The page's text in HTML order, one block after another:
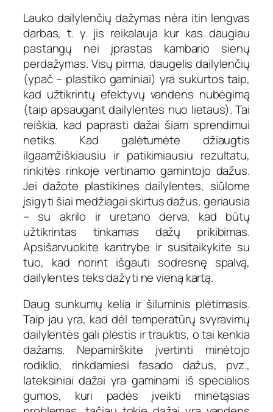
Lauko dailylenčių dažymas nėra itin lengvas
darbas, t. y. jis reikalauja kur kas daugiau
pastangų nei įprastas kambario sienų
perdažymas. Visų pirma, daugelis dailylenčių
(ypač – plastiko gaminiai) yra sukurtos taip,
kad užtikrintų efektyvų vandens nubėgimą
(taip apsaugant dailylentes nuo lietaus). Tai
reiškia, kad paprasti dažai šiam sprendimui
netiks. Kad galėtumėte džiaugtis
ilgaamžiškiausiu ir patikimiausiu rezultatu,
rinkitės rinkoje vertinamo gamintojo dažus.
Jei dažote plastikines dailylentes, siūlome
įsigyti šiai medžiagai skirtus dažus, geriausia
– su akrilo ir uretano derva, kad būtų
užtikrintas tinkamas dažų prikibimas.
Apsišarvuokite kantrybe ir susitaikykite su
tuo, kad norint išgauti sodresnę spalvą,
dailylentes teks dažyti ne vieną kartą.
Daug sunkumų kelia ir šiluminis plėtimasis.
Taip jau yra, kad dėl temperatūrų svyravimų
dailylentės gali plėstis ir trauktis, o tai kenkia
dažams. Nepamirškite įvertinti minėtojo
rodiklio, rinkdamiesi fasado dažus, pvz.,
lateksiniai dažai yra gaminami iš specialios
gumos, kuri padės įveikti minėtąsias